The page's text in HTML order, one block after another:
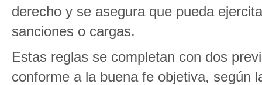
derecho y se asegura que pueda
sanciones o cargas.
Estas reglas se completan con dos
conforme a la buena fe objetiva, según